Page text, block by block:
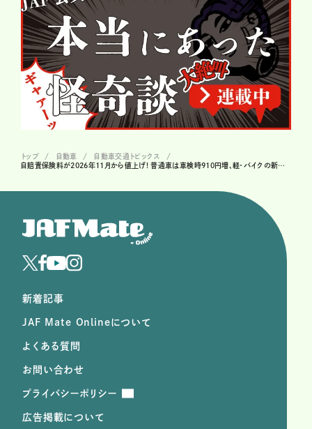
トップ 自動車
自動車交通トピックス
自賠責保険料が2026年11月から値上げ! 普通車は車検時910円増、軽・バイクの新料金も一覧で紹介
新着記事
JAF Mate Onlineについて
よくある質問
お問い合わせ
プライバシーポリシー
広告掲載について